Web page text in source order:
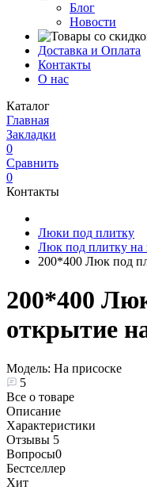
Блог
Новости
Доставка и Оплата
Контакты
О нас
Каталог
Главная
Закладки
0
Сравнить
0
Контакты
Люки под плитку
Люк под плитку на
200*400 Люк под
200*400
открытие
Модель: На присоске
5
Все о товаре
Описание
Характеристики
Отзывы 5
Вопросы0
Бестселлер
Хит